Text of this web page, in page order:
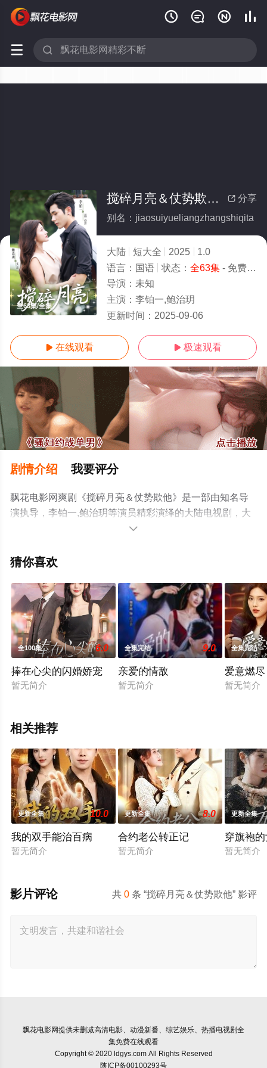
   
 
全63集/全集
 分享
搅碎月亮＆仗势欺他(全集)
别名：jiaosuiyueliangzhangshiqita
大陆 短大全 2025
1.0
语言： 国语 状态： 全63集- 免费在线观看
导演： 未知
主演： 李铂一,鲍治玥
更新时间： 2025-09-06
 在线观看  极速观看
剧情介绍 我要评分
飘花电影网爽剧《搅碎月亮＆仗势欺他》是一部由知名导
演执导，李铂一,鲍治玥等演员精彩演绎的大陆电视剧，大
结局剧情已揭晓（全63集），手机免费观看高清无删减完
看，更多剧情信息可移步至豆瓣电视剧、电视猫或剧情网

猜你喜欢
全100集 6.0
捧在心尖的闪婚娇宠
暂无简介
全集完结 9.0
亲爱的情敌
暂无简介
全集完结
爱意燃
暂无简介
相关推荐
更新全集 10.0
我的双手能治百病
暂无简介
更新全集 8.0
合约老公转正记
暂无简介
更新全集
穿旗袍
暂无简介
共0 条 “搅碎月亮＆仗势欺他” 影评
影片评论
飘花电影网提供未删减高清电影、动漫新番、综艺娱乐、热播电视剧全
集免费在线观看
Copyright © 2020 ldgys.com All Rights Reserved
陕ICP备00100293号